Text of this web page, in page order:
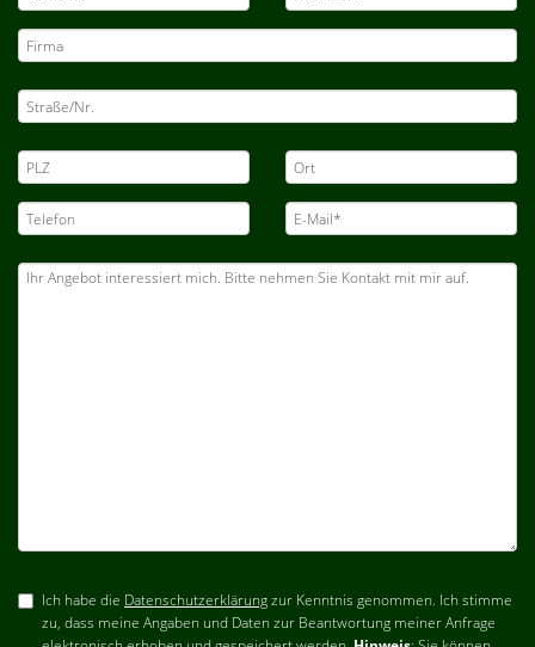
Ich habe die Datenschutzerklärungzur Kenntnis genommen. Ich stimme
zu, dass meine Angaben und Daten zur Beantwortung meiner Anfrage